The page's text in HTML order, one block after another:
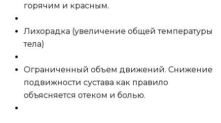
горячим и красным.
Лихорадка (увеличение общей температуры
тела)
Ограниченный объем движений. Снижение
подвижности сустава как правило
объясняется отеком и болью.